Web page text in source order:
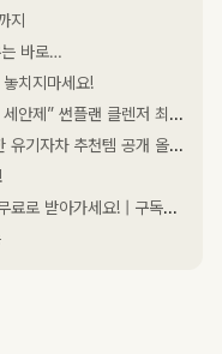
지
는 바로…
치지마세요!
민감성 클렌징에 꼭 필요한 “저자극 끝판왕 세안제” 썬플랜 클렌저 최초 마켓, 최대 58% 할인 자신있는 추천템
민감성, 모낭염, 여드름 필수 시청 진짜 순한 유기자차 추천템 공개 올리브영 선크림 완전 분석
민감 피부 클렌징 “저자극 끝판왕 클렌저” 무료로 받아가세요! | 구독자 선물 이벤트